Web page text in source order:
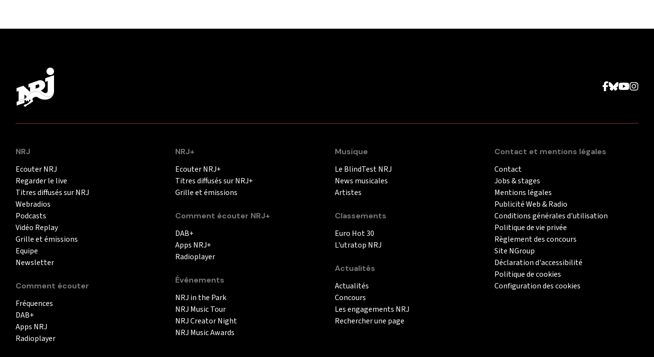
NRJ
Ecouter NRJ
Regarder le live
Titres diffusés sur NRJ
Webradios
Podcasts
Vidéo Replay
Grille et émissions
Equipe
Newsletter
Comment écouter
Fréquences
DAB+
Apps NRJ
Radioplayer
NRJ+
Ecouter NRJ+
Titres diffusés sur NRJ+
Grille et émissions
Comment écouter NRJ+
DAB+
Apps NRJ+
Radioplayer
Événements
NRJ in the Park
NRJ Music Tour
NRJ Creator Night
NRJ Music Awards
Musique
Le BlindTest NRJ
News musicales
Artistes
Classements
Euro Hot 30
L'utratop NRJ
Actualités
Actualités
Concours
Les engagements NRJ
Rechercher une page
Contact et mentions légales
Contact
Jobs & stages
Mentions légales
Publicité Web & Radio
Conditions générales d'utilisation
Politique de vie privée
Règlement des concours
Site NGroup
Déclaration d'accessibilité
Politique de cookies
Configuration des cookies